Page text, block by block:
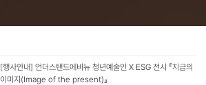
[행사안내] 언더스탠드에비뉴 청년예술인 X ESG 전시 『지금의
이미지(Image of the present)』